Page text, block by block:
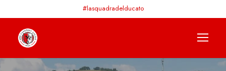
#lasquadradelducato